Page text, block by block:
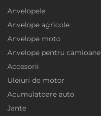
Anvelopele
Anvelope agricole
Anvelope moto
Anvelope pentru camioane
Accesorii
Uleiuri de motor
Acumulatoare auto
Jante